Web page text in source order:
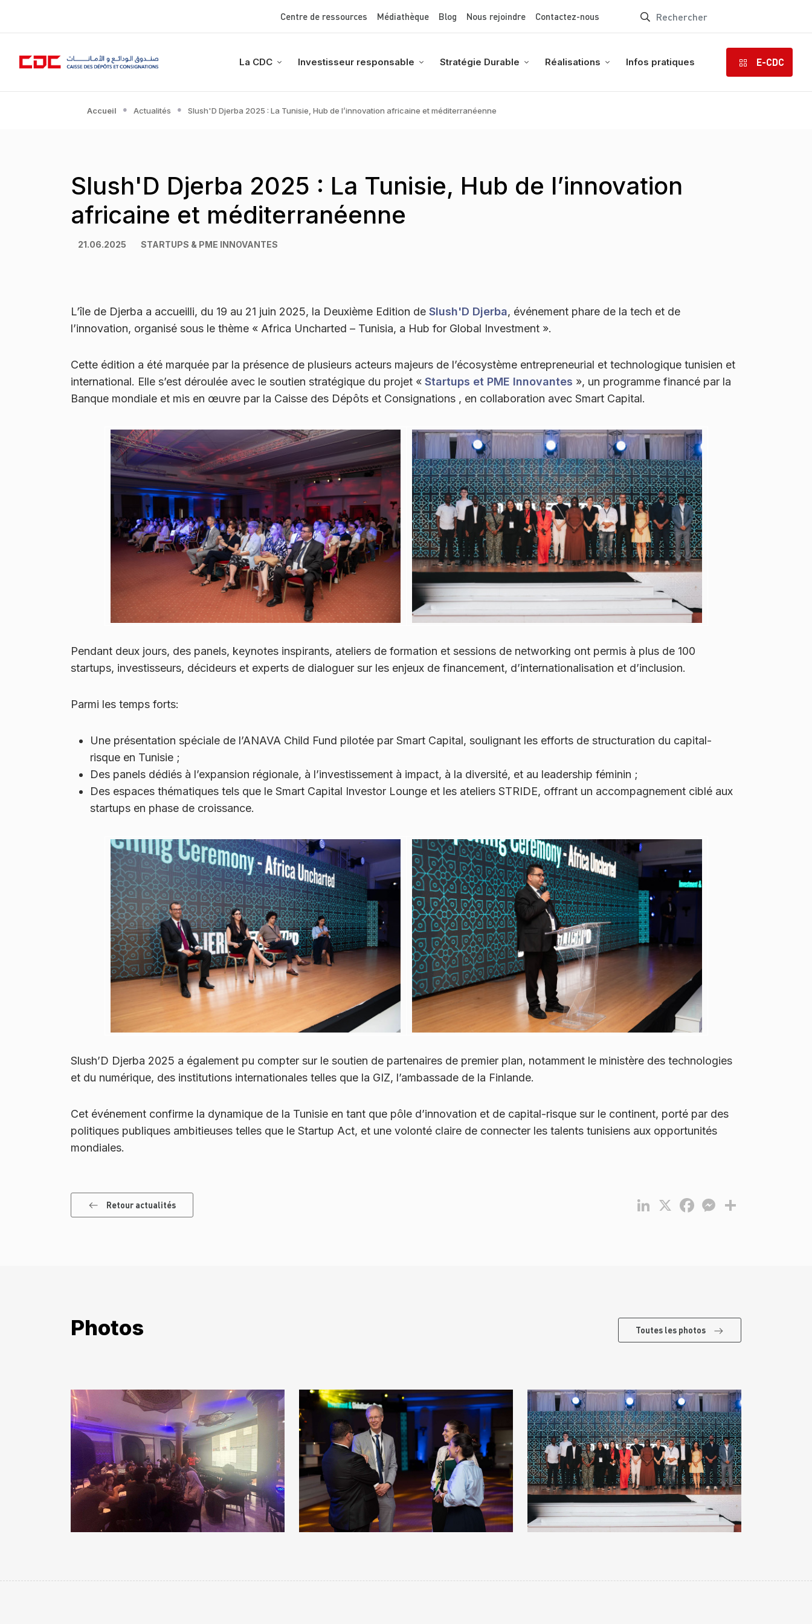
au
Top Menu
Centre de ressources Médiathèque Blog Nous rejoindre Contactez-nous
La CDC Investisseur responsable Stratégie Durable
Axes
Réalisations Infos pratiques E-CDC
Accueil Actualités Slush'D Djerba 2025 : La Tunisie, Hub de l’innovation africaine et méditerranéenne
Slush'D Djerba 2025 : La Tunisie, Hub de l’innovation
africaine et méditerranéenne
21.06.2025 STARTUPS & PME INNOVANTES
L’île de Djerba a accueilli, du 19 au 21 juin 2025, la Deuxième Edition de Slush'D Djerba, événement phare de la tech et de
l’innovation, organisé sous le thème « Africa Uncharted – Tunisia, a Hub for Global Investment ».
Cette édition a été marquée par la présence de plusieurs acteurs majeurs de l’écosystème entrepreneurial et technologique tunisien et
international. Elle s’est déroulée avec le soutien stratégique du projet « Startups et PME Innovantes », un programme financé par la
Banque mondiale et mis en œuvre par la Caisse des Dépôts et Consignations , en collaboration avec Smart Capital.
Pendant deux jours, des panels, keynotes inspirants, ateliers de formation et sessions de networking ont permis à plus de 100
startups, investisseurs, décideurs et experts de dialoguer sur les enjeux de financement, d’internationalisation et d’inclusion.
Parmi les temps forts:
Une présentation spéciale de l’ANAVA Child Fund pilotée par Smart Capital, soulignant les efforts de structuration du capital-
risque en Tunisie ;
Des panels dédiés à l’expansion régionale, à l’investissement à impact, à la diversité, et au leadership féminin ;
Des espaces thématiques tels que le Smart Capital Investor Lounge et les ateliers STRIDE, offrant un accompagnement ciblé aux
startups en phase de croissance.
Slush’D Djerba 2025 a également pu compter sur le soutien de partenaires de premier plan, notamment le ministère des technologies
et du numérique, des institutions internationales telles que la GIZ, l’ambassade de la Finlande.
Cet événement confirme la dynamique de la Tunisie en tant que pôle d’innovation et de capital-risque sur le continent, porté par des
politiques publiques ambitieuses telles que le Startup Act, et une volonté claire de connecter les talents tunisiens aux opportunités
mondiales.
Retour actualités LinkedIn
X FacebookMessenger
Photos Toutes les photos